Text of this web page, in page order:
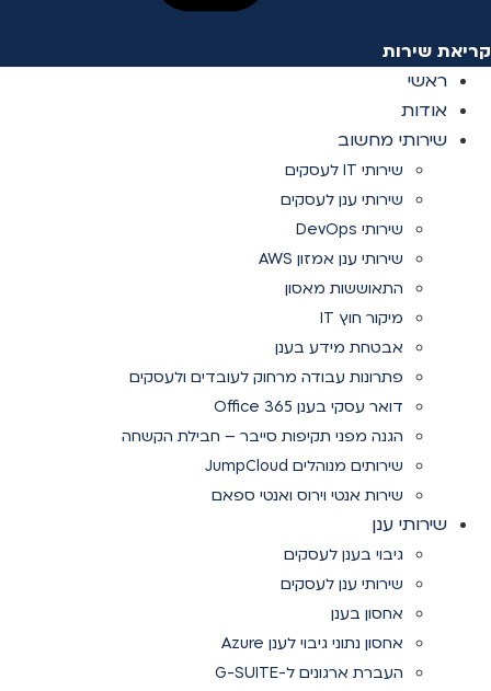
קריאת שירות
ראשי
אודות
שירותי מחשוב
שירותי IT לעסקים
שירותי ענן לעסקים
שירותי DevOps
שירותי ענן אמזון AWS
התאוששות מאסון
מיקור חוץ IT
אבטחת מידע בענן
פתרונות עבודה מרחוק לעובדים ולעסקים
דואר עסקי בענן Office 365
הגנה מפני תקיפות סייבר – חבילת הקשחה
שירותים מנוהלים JumpCloud
שירות אנטי וירוס ואנטי ספאם
שירותי ענן
גיבוי בענן לעסקים
שירותי ענן לעסקים
אחסון בענן
אחסון נתוני גיבוי לענן Azure
העברת ארגונים ל-G-SUITE